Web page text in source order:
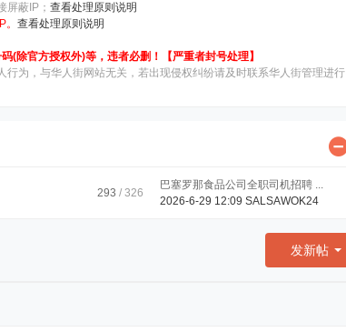
屏蔽IP； 查看处理原则说明
查看处理原则说明
(除官方授权外)等，违者必删！【严重者封号处理】
为，与华人街网站无关，若出现侵权纠纷请及时联系华人街管理进行
293 / 326
巴塞罗那食品公司全职司机招聘 ...
2026-6-29 12:09 SALSAWOK24
发新帖